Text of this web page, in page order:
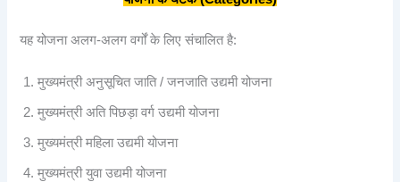
यह योजना अलग-अलग वर्गों के लिए संचालित है:
मुख्यमंत्री अनुसूचित जाति / जनजाति उद्यमी योजना
मुख्यमंत्री अति पिछड़ा वर्ग उद्यमी योजना
मुख्यमंत्री महिला उद्यमी योजना
मुख्यमंत्री युवा उद्यमी योजना